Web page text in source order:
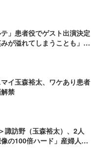
」患者役でゲスト出演決定
が溢れてしまうことも」＜
マイ玉森裕太、ワケあり患者
禁
諏訪野（玉森裕太）、2人
の100倍ハード」産婦人科